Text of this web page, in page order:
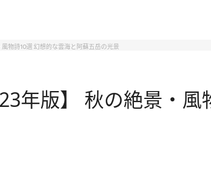
風物詩10選 幻想的な雲海と阿蘇五岳の光景
年版】 秋の絶景・